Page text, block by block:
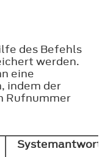
des Befehls
werden.
eine
indem der
Rufnummer
Systemantwort